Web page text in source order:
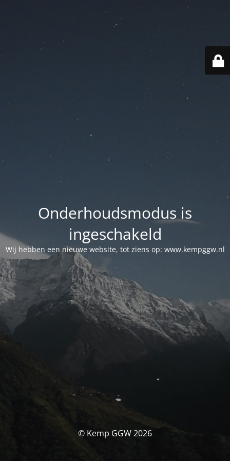
Onderhoudsmodus is
ingeschakeld
Wij hebben een nieuwe website, tot ziens op: www.kempggw.nl
© Kemp GGW 2026